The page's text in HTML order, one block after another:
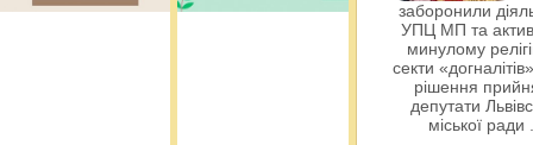
заборонили
УПЦ МП та
минулому
секти
рішення
депутати
міської ради